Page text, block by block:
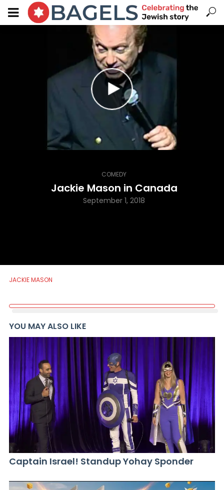
COMEDY
Jackie Mason in Canada
September 1, 2018
JACKIE MASON
YOU MAY ALSO LIKE
Captain Israel! Standup Yohay Sponder